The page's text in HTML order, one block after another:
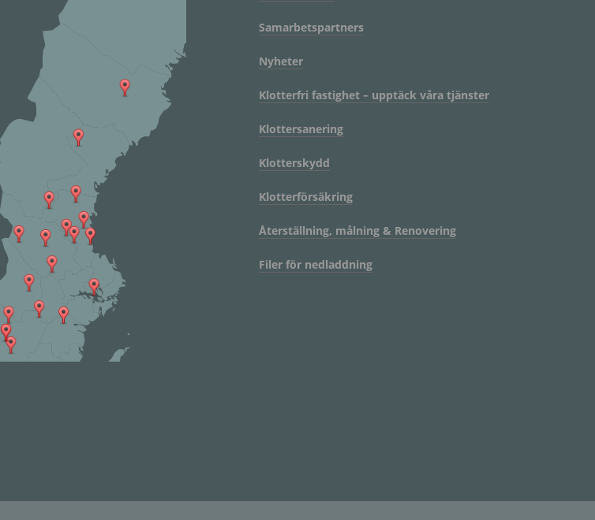
Samarbetspartners
Nyheter
Klotterfri fastighet – upptäck våra tjänster
Klottersanering
Klotterskydd
Klotterförsäkring
Återställning, målning & Renovering
Filer för nedladdning